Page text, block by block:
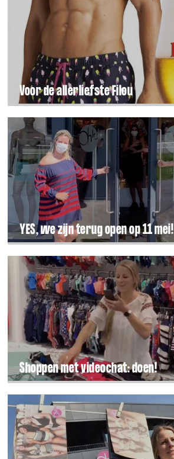
Voor de allerliefste Filou
YES, we zijn terug open op 11 mei!
Shoppen met videochat: doen!